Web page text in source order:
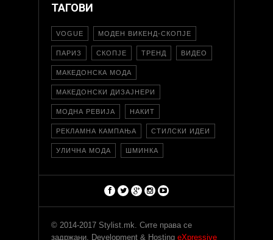
ТАГОВИ
VOGUE МОДЕН ВИКЕНД-СКОПЈЕ
ПАРИЗ СКОПЈЕ ТРЕНД ВИДЕО
МАКЕДОНСКА МОДА
МАКЕДОНСКИ ДИЗАЈНЕРИ
МОДНА РЕВИЈА НАКИТ
РЕКЛАМНА КАМПАЊА СТИЛСКИ ИДЕИ
УЛИЧНА МОДА ШМИНКА
© 2014-2017 Stylist.mk. Сите права се
задржани. Development & Hosting eXpressive